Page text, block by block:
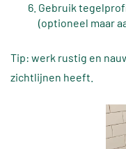
Gebruik
(optioneel maar
Tip: werk rustig en
zichtlijnen heeft.